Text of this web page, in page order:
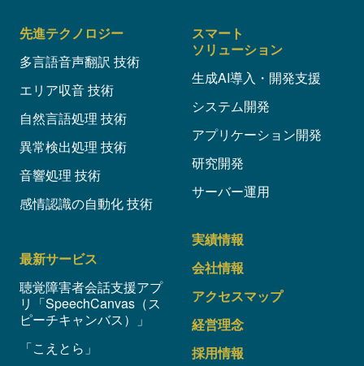
先進テクノロジー
多言語音声翻訳 技術
エリア収音 技術
自然言語処理 技術
異常検出処理 技術
音響処理 技術
感情認識の自動化 技術
スマート
ソリューション
生成AI導入・開発支援
システム開発
アプリケーション開発
研究開発
サーバー運用
最新サービス
聴覚障害者会話支援アプ
リ「SpeechCanvas（ス
ピーチキャンバス）」
「こえとら」
実績情報
会社情報
アクセスマップ
経営理念
採用情報